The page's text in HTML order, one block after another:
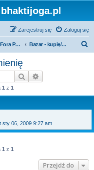
Zaloguj się
Zarejestruj się
Życie - Fora Publiczne Bazar - kupię/sprzedam/zamienię
Szukaj
1 z 1
sty 06, 2009 9:27 am
1 z 1
Przejdź do